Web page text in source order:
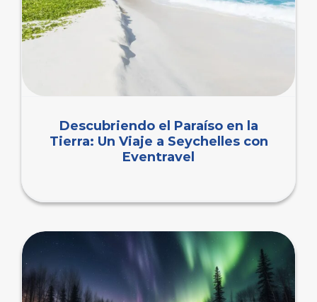
Descubriendo el Paraíso en la
Tierra: Un Viaje a Seychelles con
Eventravel